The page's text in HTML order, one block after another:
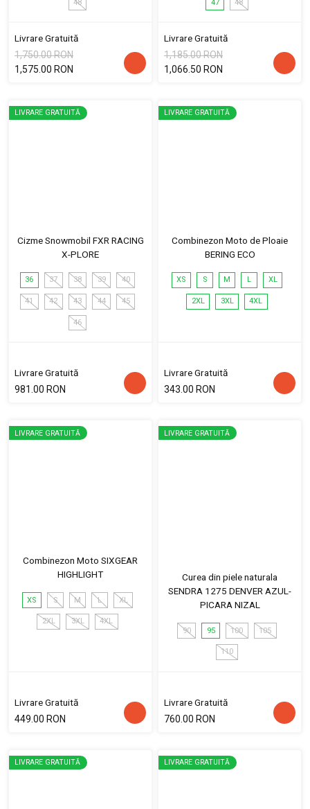
48
Livrare Gratuită
1,750.00 RON
1,575.00 RON
47 48
Livrare Gratuită
1,185.00 RON
1,066.50 RON
LIVRARE GRATUITĂ
Cizme Snowmobil FXR RACING
X-PLORE
36 37 38 39 40
41 42 43 44 45
46
Livrare Gratuită
981.00 RON
LIVRARE GRATUITĂ
Combinezon Moto de Ploaie
BERING ECO
XS S M L XL
2XL 3XL 4XL
Livrare Gratuită
343.00 RON
LIVRARE GRATUITĂ
Combinezon Moto SIXGEAR
HIGHLIGHT
XS S M L XL
2XL 3XL 4XL
Livrare Gratuită
449.00 RON
LIVRARE GRATUITĂ
Curea din piele naturala
SENDRA 1275 DENVER AZUL-
PICARA NIZAL
90 95 100 105
110
Livrare Gratuită
760.00 RON
LIVRARE GRATUITĂ LIVRARE GRATUITĂ